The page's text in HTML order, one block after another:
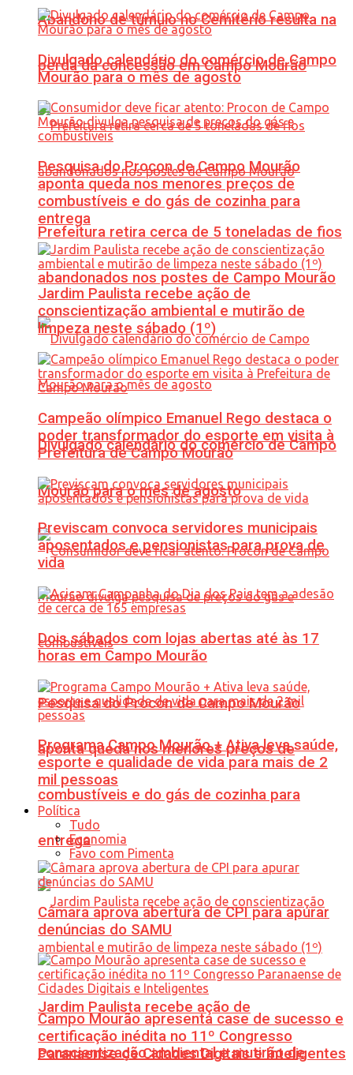
Abandono de túmulo no Cemitério resulta na
perda da concessão em Campo Mourão
Prefeitura retira cerca de 5 toneladas de fios
abandonados nos postes de Campo Mourão
Divulgado calendário do comércio de Campo
Mourão para o mês de agosto
Pesquisa do Procon de Campo Mourão
aponta queda nos menores preços de
combustíveis e do gás de cozinha para
entrega
Jardim Paulista recebe ação de
conscientização ambiental e mutirão de
Divulgado calendário do comércio de Campo
Mourão para o mês de agosto
Pesquisa do Procon de Campo Mourão
aponta queda nos menores preços de
combustíveis e do gás de cozinha para
entrega
Jardim Paulista recebe ação de
conscientização ambiental e mutirão de
limpeza neste sábado (1º)
Campeão olímpico Emanuel Rego destaca o
poder transformador do esporte em visita à
Prefeitura de Campo Mourão
Previscam convoca servidores municipais
aposentados e pensionistas para prova de
vida
Dois sábados com lojas abertas até às 17
horas em Campo Mourão
Programa Campo Mourão + Ativa leva saúde,
esporte e qualidade de vida para mais de 2
mil pessoas
Política
Tudo
Economia
Favo com Pimenta
Câmara aprova abertura de CPI para apurar
denúncias do SAMU
Campo Mourão apresenta case de sucesso e
certificação inédita no 11º Congresso
Paranaense de Cidades Digitais e Inteligentes